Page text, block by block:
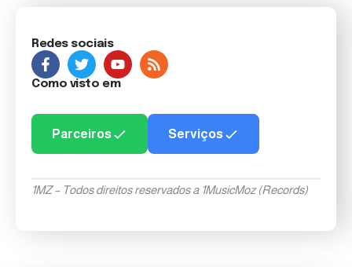
Redes sociais
Como visto em
Parceiros Serviços
1MZ – Todos direitos reservados a 1MusicMoz (Records)